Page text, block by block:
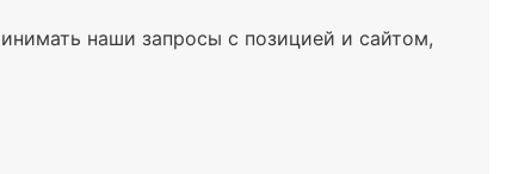
наши запросы с позицией и сайтом,